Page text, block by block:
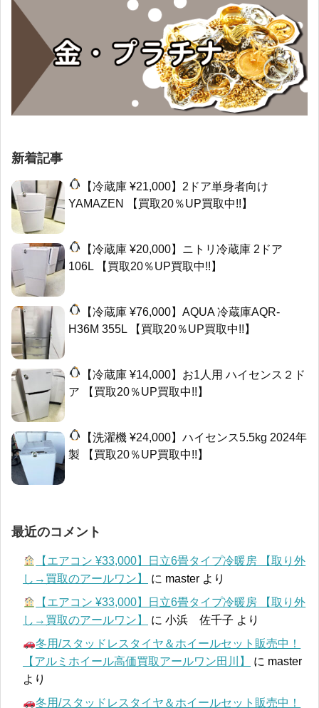
新着記事
【冷蔵庫 ¥21,000】2ドア単身者向け
YAMAZEN 【買取20％UP買取中!!】
【冷蔵庫 ¥20,000】ニトリ冷蔵庫 2ドア
106L 【買取20％UP買取中!!】
【冷蔵庫 ¥76,000】AQUA 冷蔵庫AQR-
H36M 355L 【買取20％UP買取中!!】
【冷蔵庫 ¥14,000】お1人用 ハイセンス２ド
ア 【買取20％UP買取中!!】
【洗濯機 ¥24,000】ハイセンス5.5kg 2024年
製 【買取20％UP買取中!!】
最近のコメント
【エアコン ¥33,000】日立6畳タイプ冷暖房 【取り外
し→買取のアールワン】
に master より
【エアコン ¥33,000】日立6畳タイプ冷暖房 【取り外
し→買取のアールワン】
に 小浜 佐千子 より
冬用/スタッドレスタイヤ＆ホイールセット販売中！
【アルミホイール高価買取アールワン田川】
に master
より
冬用/スタッドレスタイヤ＆ホイールセット販売中！